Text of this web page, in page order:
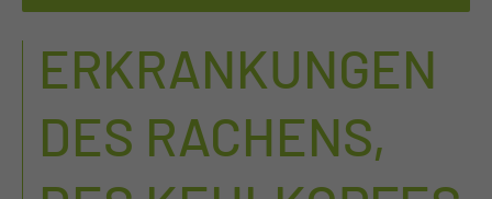
ERKRANKUNGEN
DES RACHENS,